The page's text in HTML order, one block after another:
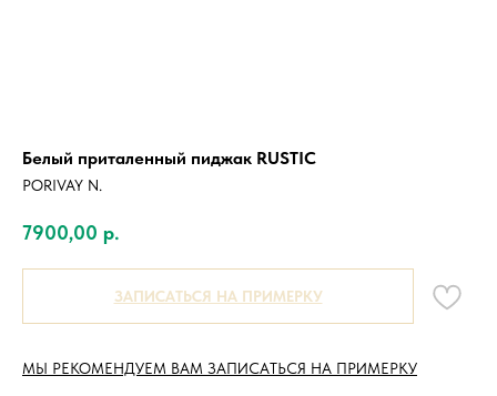
Белый приталенный пиджак RUSTIC
PORIVAY N.
7900,00 р.
ЗАПИСАТЬСЯ НА ПРИМЕРКУ
МЫ РЕКОМЕНДУЕМ ВАМ ЗАПИСАТЬСЯ НА ПРИМЕРКУ